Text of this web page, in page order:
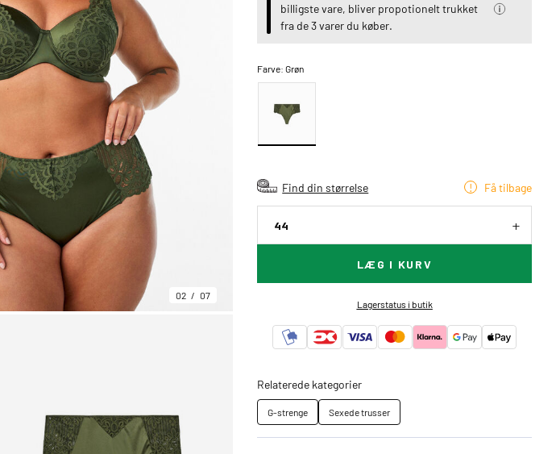
02 07
billigste vare, bliver propotionelt trukket
fra de 3 varer du køber.
Farve:Grøn
Find din størrelse Få tilbage
44
LÆG I KURV
Lagerstatus i butik
Relaterede kategorier
G-strenge Sexede trusser